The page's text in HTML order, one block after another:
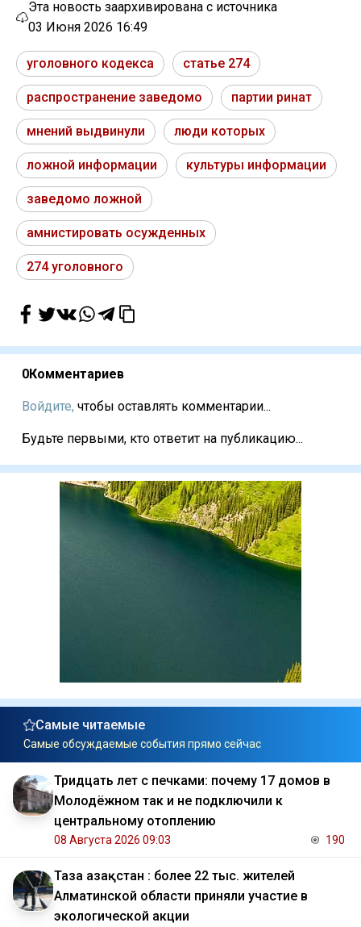
Эта новость заархивирована с источника
03 Июня 2026 16:49
уголовного кодекса статье 274
распространение заведомо партии ринат
мнений выдвинули люди которых
ложной информации культуры информации
заведомо ложной
амнистировать осужденных
274 уголовного
0Комментариев
Войдите, чтобы оставлять комментарии...
Будьте первыми, кто ответит на публикацию...
Самые читаемые
Самые обсуждаемые события прямо сейчас
Тридцать лет с печками: почему 17 домов в
Молодёжном так и не подключили к
центральному отоплению
08 Августа 2026 09:03 190
Таза Қазақстан : более 22 тыс. жителей
Алматинской области приняли участие в
экологической акции